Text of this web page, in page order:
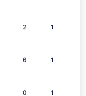
2 1
6 1
0 1